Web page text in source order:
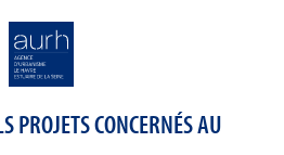
PROJETS CONCERNÉS AU